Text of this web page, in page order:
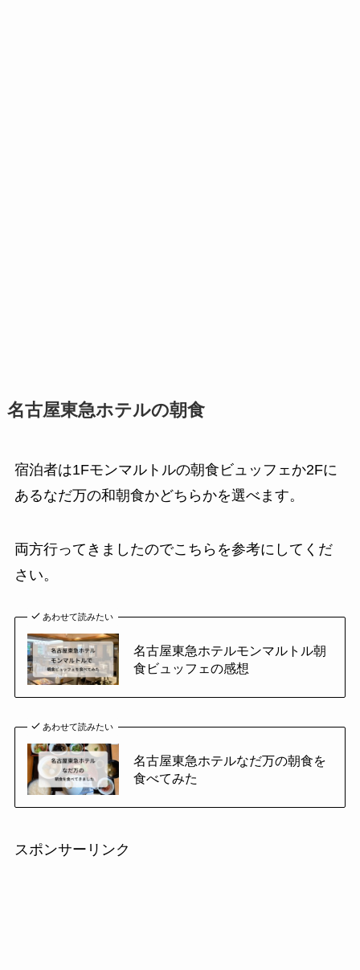
名古屋東急ホテルの朝食
宿泊者は1Fモンマルトルの朝食ビュッフェか2Fに
あるなだ万の和朝食かどちらかを選べます。
両方行ってきましたのでこちらを参考にしてくだ
さい。
あわせて読みたい
名古屋東急ホテルモンマルトル朝
食ビュッフェの感想
あわせて読みたい
名古屋東急ホテルなだ万の朝食を
食べてみた
スポンサーリンク